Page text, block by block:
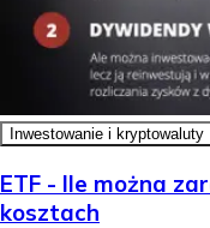
Inwestowanie i kryptowaluty
ETF - Ile można
kosztach